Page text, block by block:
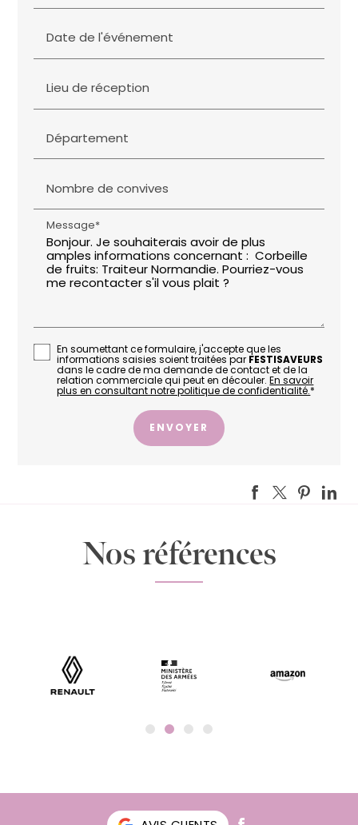
Date de l'événement
Lieu de réception
Département
Nombre de convives
Message*
En soumettant ce formulaire, j'accepte que les
informations saisies soient traitées par FESTISAVEURS
dans le cadre de ma demande de contact et de la
relation commerciale qui peut en découler.En savoir
plus en consultant notre politique de confidentialité.*
Nos références